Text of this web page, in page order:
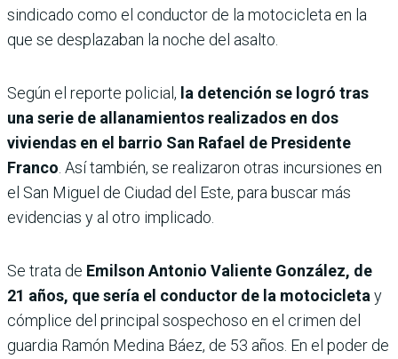
sindicado como el conductor de la motocicleta en la
que se desplazaban la noche del asalto.
Según el reporte policial, la detención se logró tras
una serie de allanamientos realizados en dos
viviendas en el barrio San Rafael de Presidente
Franco . Así también, se realizaron otras incursiones en
el San Miguel de Ciudad del Este, para buscar más
evidencias y al otro implicado.
Se trata de Emilson Antonio Valiente González, de
21 años, que sería el conductor de la motocicleta y
cómplice del principal sospechoso en el crimen del
guardia Ramón Medina Báez, de 53 años. En el poder de